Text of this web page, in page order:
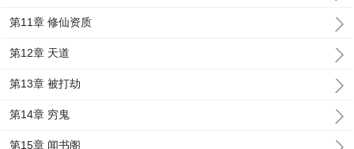
第11章 修仙资质
第12章 天道
第13章 被打劫
第14章 穷鬼
第15章 闻书阁